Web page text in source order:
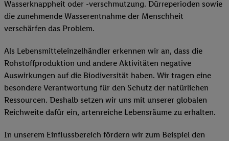
Wasserknappheit oder -verschmutzung. Dürreperioden sowie
die zunehmende Wasserentnahme der Menschheit
verschärfen das Problem.
Als Lebensmitteleinzelhändler erkennen wir an, dass die
Rohstoffproduktion und andere Aktivitäten negative
Auswirkungen auf die Biodiversität haben. Wir tragen eine
besondere Verantwortung für den Schutz der natürlichen
Ressourcen. Deshalb setzen wir uns mit unserer globalen
Reichweite dafür ein, artenreiche Lebensräume zu erhalten.
In unserem Einflussbereich fördern wir zum Beispiel den